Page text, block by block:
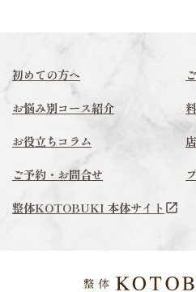
初めての方へ
お悩み別コース紹介
お役立ちコラム
ご予約・お問合せ
整体KOTOBUKI 本体サイト